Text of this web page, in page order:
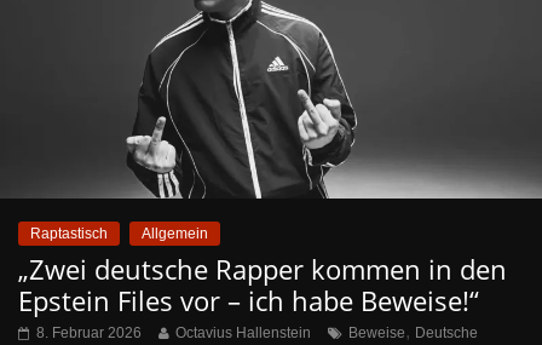
Raptastisch Allgemein
„Zwei deutsche Rapper kommen in den
Epstein Files vor – ich habe Beweise!“
8. Februar 2026 Octavius Hallenstein Beweise, Deutsche